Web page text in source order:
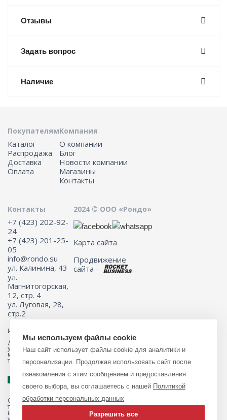
Отзывы
Задать вопрос
Наличие
Покупателям
Каталог
Распродажа
Доставка
Оплата
Компания
О компании
Блог
Новости компании
Магазины
Контакты
Контакты
+7 (423) 202-92-
24
+7 (423) 201-25-
05
info@rondo.su
ул. Калинина, 43
ул.
Магнитогорская,
12, стр. 4
ул. Луговая, 28,
стр.2
2024 © ООО «Рондо»
Карта сайта
Продвижение
сайта -
Информация на сайте не является публичной офертой.
Для получения подробной информации о наличии и стоимости
указанных товаров и (или) услуг, пожалуйста, обращайтесь к
менеджеру сайта с помощью специальной формы связи или по
телефону 8 (423) 201-25-05
Обращаем ваше внимание на то, что данный интернет-магазин, а
также вся информация о товарах и ценах, предоставленная на нём,
носит исключительно информационный характер и ни при каких
Мы используем файлы cookie
Наш сайт использует файлы cookie для аналитики и
персонализации. Продолжая использовать сайт после
ознакомления с этим сообщением и предоставления
своего выбора, вы соглашаетесь с нашей Политикой
обработки персональных данных
Разрешить все